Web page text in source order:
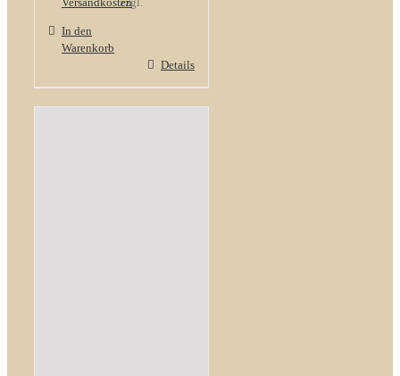
In den
Warenkorb
Details